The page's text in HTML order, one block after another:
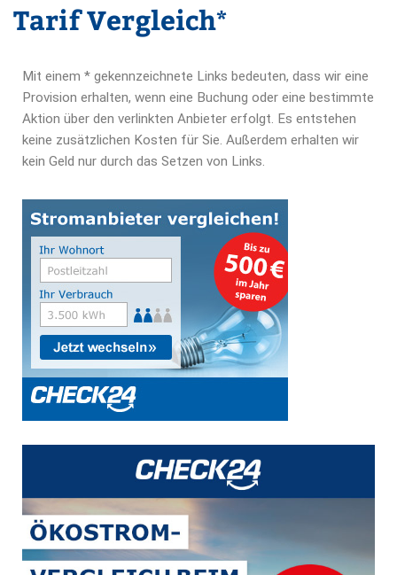
Tarif Vergleich*
Mit einem * gekennzeichnete Links bedeuten, dass wir eine
Provision erhalten, wenn eine Buchung oder eine bestimmte
Aktion über den verlinkten Anbieter erfolgt. Es entstehen
keine zusätzlichen Kosten für Sie. Außerdem erhalten wir
kein Geld nur durch das Setzen von Links.